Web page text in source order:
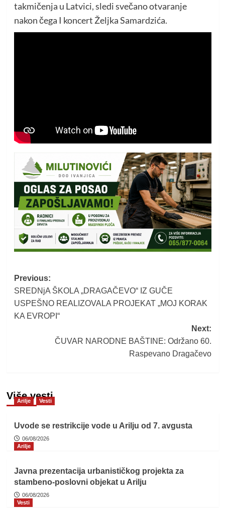
takmičenja u Latvici, sledi svečano otvaranje
nakon čega I koncert Željka Samardzića.
Post
navigation
Previous:
SREDNjA ŠKOLA „DRAGAČEVO“ IZ GUČE
USPEŠNO REALIZOVALA PROJEKAT „MOJ KORAK
KA EVROPI“
Next:
ČUVAR NARODNE BAŠTINE: Održano 60.
Raspevano Dragačevo
Više vesti
Arilje Vesti
Uvode se restrikcije vode u Arilju od 7. avgusta
06/08/2026
Arilje
Javna prezentacija urbanističkog projekta za
stambeno-poslovni objekat u Arilju
06/08/2026
Vesti